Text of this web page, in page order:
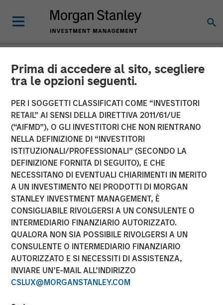
Prima di accedere al sito, scegliere
tra le opzioni seguenti.
PER I SOGGETTI CLASSIFICATI COME “INVESTITORI
RETAIL” AI SENSI DELLA DIRETTIVA 2011/61/UE
(“AIFMD”), O GLI INVESTITORI CHE NON RIENTRANO
NELLA DEFINIZIONE DI “INVESTITORI
ISTITUZIONALI/PROFESSIONALI” (SECONDO LA
DEFINIZIONE FORNITA DI SEGUITO), E CHE
NECESSITANO DI EVENTUALI CHIARIMENTI IN MERITO
A UN INVESTIMENTO NEI PRODOTTI DI MORGAN
STANLEY INVESTMENT MANAGEMENT, È
CONSIGLIABILE RIVOLGERSI A UN CONSULENTE O
INTERMEDIARIO FINANZIARIO AUTORIZZATO.
QUALORA NON SIA POSSIBILE RIVOLGERSI A UN
CONSULENTE O INTERMEDIARIO FINANZIARIO
AUTORIZZATO E SI NECESSITI DI ASSISTENZA,
INVIARE UN’E-MAIL ALL’INDIRIZZO
CSLUX@MORGANSTANLEY.COM
NEWSROOM
Morgan Stanley Energy
Partners and Presidio
Petroleum Announce
Strategic Partnership
01 GIUGNO 2018
FORT WORTH, TX — June 1, 2018
Investment funds managed by Morgan Stanley Energy
Partners (collectively, “MSEP”), part of Morgan Stanley